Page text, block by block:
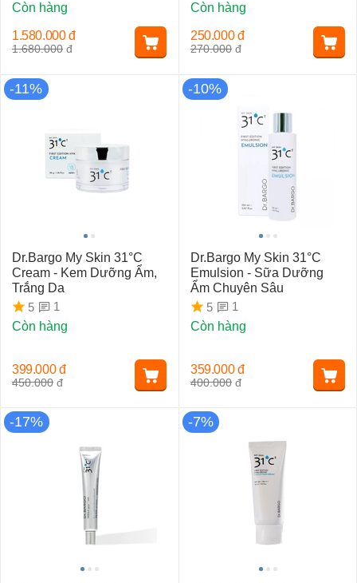
Còn hàng
1.680.000 đ
1.580.000 đ
Còn hàng
270.000 đ
250.000 đ
-11%
Dr.Bargo My Skin 31°C
Cream - Kem Dưỡng Ẩm,
Trắng Da
5
1
Còn hàng
450.000 đ
399.000 đ
-10%
Dr.Bargo My Skin 31°C
Emulsion - Sữa Dưỡng
Ẩm Chuyên Sâu
5
1
Còn hàng
400.000 đ
359.000 đ
-17% -7%